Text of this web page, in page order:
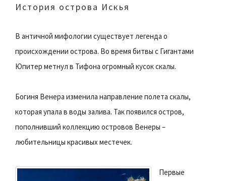
История острова Искья
В античной мифологии существует легенда о
происхождении острова. Во время битвы с Гигантами
Юпитер метнул в Тифона огромный кусок скалы.
Богиня Венера изменила направление полета скалы,
которая упала в воды залива. Так появился остров,
пополнивший коллекцию островов Венеры –
любительницы красивых местечек.
Первые